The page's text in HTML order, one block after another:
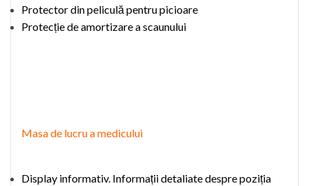
Protectordin peliculă pentru picioare
Protecție de amortizare a scaunului
Masa de lucru a medicului
Display informativ. Informații detaliate despre poziția